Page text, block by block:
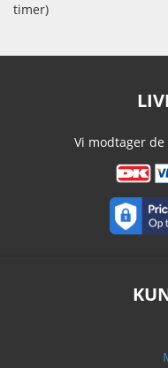
timer)
Vi modtager